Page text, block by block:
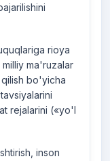
rioya
ma'ruzalar
bo'yicha
rejalarini («yo'l
inson